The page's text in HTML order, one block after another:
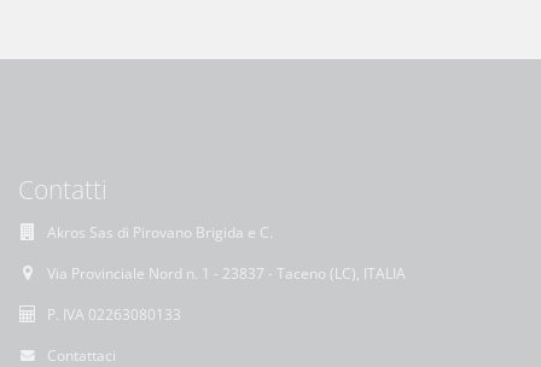
Contatti
Akros Sas di Pirovano Brigida e C.
Via Provinciale Nord n. 1 - 23837 - Taceno (LC), ITALIA
P. IVA 02263080133
Contattaci